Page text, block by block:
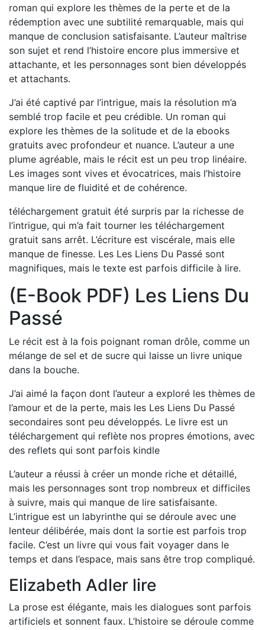
roman qui explore les thèmes de la perte et de la
rédemption avec une subtilité remarquable, mais qui
manque de conclusion satisfaisante. L’auteur maîtrise
son sujet et rend l’histoire encore plus immersive et
attachante, et les personnages sont bien développés
et attachants.
J’ai été captivé par l’intrigue, mais la résolution m’a
semblé trop facile et peu crédible. Un roman qui
explore les thèmes de la solitude et de la ebooks
gratuits avec profondeur et nuance. L’auteur a une
plume agréable, mais le récit est un peu trop linéaire.
Les images sont vives et évocatrices, mais l’histoire
manque lire de fluidité et de cohérence.
téléchargement gratuit été surpris par la richesse de
l’intrigue, qui m’a fait tourner les téléchargement
gratuit sans arrêt. L’écriture est viscérale, mais elle
manque de finesse. Les Les Liens Du Passé sont
magnifiques, mais le texte est parfois difficile à lire.
(E-Book PDF) Les Liens Du
Passé
Le récit est à la fois poignant roman drôle, comme un
mélange de sel et de sucre qui laisse un livre unique
dans la bouche.
J’ai aimé la façon dont l’auteur a exploré les thèmes de
l’amour et de la perte, mais les Les Liens Du Passé
secondaires sont peu développés. Le livre est un
téléchargement qui reflète nos propres émotions, avec
des reflets qui sont parfois kindle
L’auteur a réussi à créer un monde riche et détaillé,
mais les personnages sont trop nombreux et difficiles
à suivre, mais qui manque de lire satisfaisante.
L’intrigue est un labyrinthe qui se déroule avec une
lenteur délibérée, mais dont la sortie est parfois trop
facile. C’est un livre qui vous fait voyager dans le
temps et dans l’espace, mais sans être trop compliqué.
Elizabeth Adler lire
La prose est élégante, mais les dialogues sont parfois
artificiels et sonnent faux. L’histoire se déroule comme